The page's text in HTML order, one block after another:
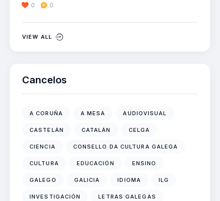
0 0
VIEW ALL
Cancelos
A CORUÑA A MESA AUDIOVISUAL
CASTELÁN CATALÁN CELGA
CIENCIA CONSELLO DA CULTURA GALEGA
CULTURA EDUCACIÓN ENSINO
GALEGO GALICIA IDIOMA ILG
INVESTIGACIÓN LETRAS GALEGAS